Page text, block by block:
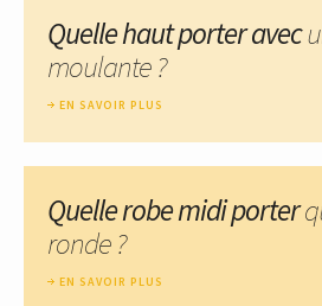
Quelle haut porter avec
moulante ?
EN SAVOIR PLUS
Quelle robe midi porter
ronde ?
EN SAVOIR PLUS